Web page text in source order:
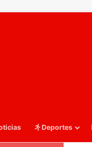
Deportes